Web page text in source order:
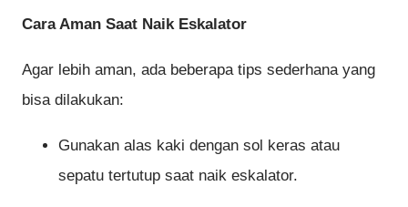
Cara Aman Saat Naik Eskalator
Agar lebih aman, ada beberapa tips sederhana yang
bisa dilakukan:
Gunakan alas kaki dengan sol keras atau
sepatu tertutup saat naik eskalator.